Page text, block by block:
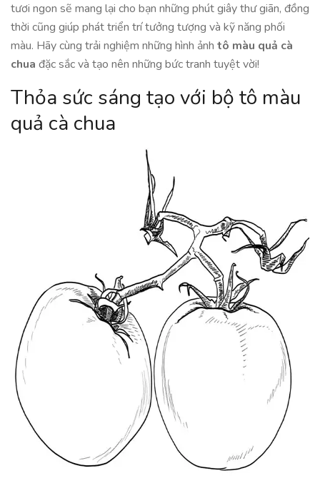
tươi ngon sẽ mang lại cho bạn những phút giây thư giãn, đồng
thời cũng giúp phát triển trí tưởng tượng và kỹ năng phối
màu. Hãy cùng trải nghiệm những hình ảnh tô màu quả cà
chua đặc sắc và tạo nên những bức tranh tuyệt vời!
Thỏa sức sáng tạo với bộ tô màu
quả cà chua